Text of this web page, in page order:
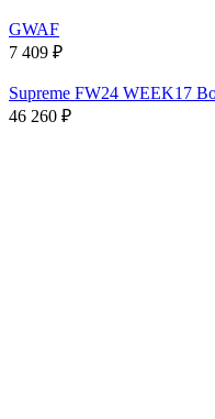
GWAF
7 409 ₽
Supreme FW24 WEEK17
46 260 ₽